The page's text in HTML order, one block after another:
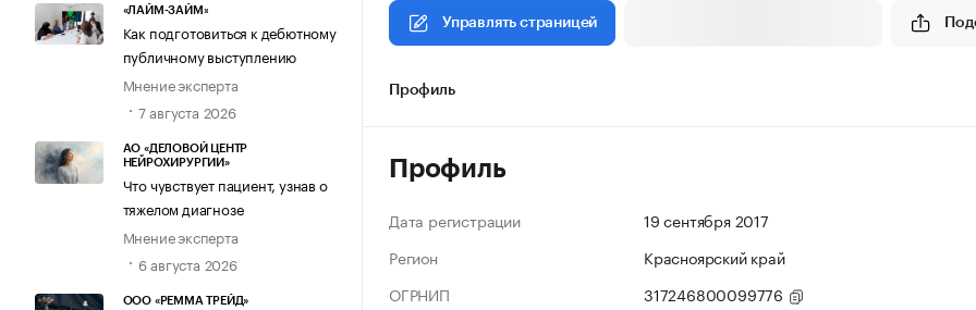
«ЛАЙМ-ЗАЙМ»
Как подготовиться к дебютному
публичному выступлению
Мнение эксперта
7 августа 2026
АО «ДЕЛОВОЙ ЦЕНТР
НЕЙРОХИРУРГИИ»
Что чувствует пациент, узнав о
тяжелом диагнозе
Мнение эксперта
6 августа 2026
ООО «РЕММА ТРЕЙД»
Управлять страницей
Профиль
Профиль
Дата регистрации
19 сентября 2017
Регион
Красноярский край
ОГРНИП
317246800099776